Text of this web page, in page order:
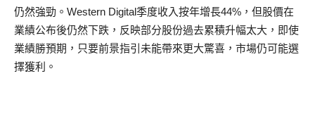
仍然強勁。Western Digital季度收入按年增長44%，但股價在
業績公布後仍然下跌，反映部分股份過去累積升幅太大，即使
業績勝預期，只要前景指引未能帶來更大驚喜，市場仍可能選
擇獲利。